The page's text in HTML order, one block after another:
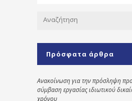
Πρόσφατα άρθρα
Ανακοίνωση για την πρόσληψη
σύμβαση εργασίας ιδιωτικού
χρόνου